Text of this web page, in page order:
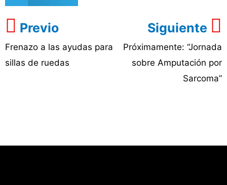
Previo
Frenazo a las ayudas para
sillas de ruedas
Siguiente
Próximamente: “Jornada
sobre Amputación por
Sarcoma”